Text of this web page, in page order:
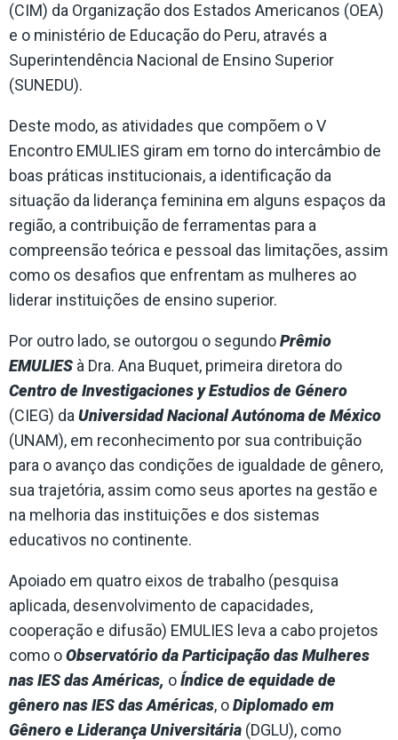
(CIM) da Organização dos Estados Americanos (OEA)
e o ministério de Educação do Peru, através a
Superintendência Nacional de Ensino Superior
(SUNEDU).
Deste modo, as atividades que compõem o V
Encontro EMULIES giram em torno do intercâmbio de
boas práticas institucionais, a identificação da
situação da liderança feminina em alguns espaços da
região, a contribuição de ferramentas para a
compreensão teórica e pessoal das limitações, assim
como os desafios que enfrentam as mulheres ao
liderar instituições de ensino superior.
Por outro lado, se outorgou o segundoPrêmio
EMULIES à Dra. Ana Buquet, primeira diretora do
Centro de Investigaciones y Estudios de Género
(CIEG) da Universidad Nacional Autónoma de México
(UNAM), em reconhecimento por sua contribuição
para o avanço das condições de igualdade de gênero,
sua trajetória, assim como seus aportes na gestão e
na melhoria das instituições e dos sistemas
educativos no continente.
Apoiado em quatro eixos de trabalho (pesquisa
aplicada, desenvolvimento de capacidades,
cooperação e difusão) EMULIES leva a cabo projetos
como oObservatório da Participação das Mulheres
nas IES das Américas, oÍndice de equidade de
gênero nas IESdas Américas, oDiplomado em
Gênero e Liderança Universitária (DGLU), como